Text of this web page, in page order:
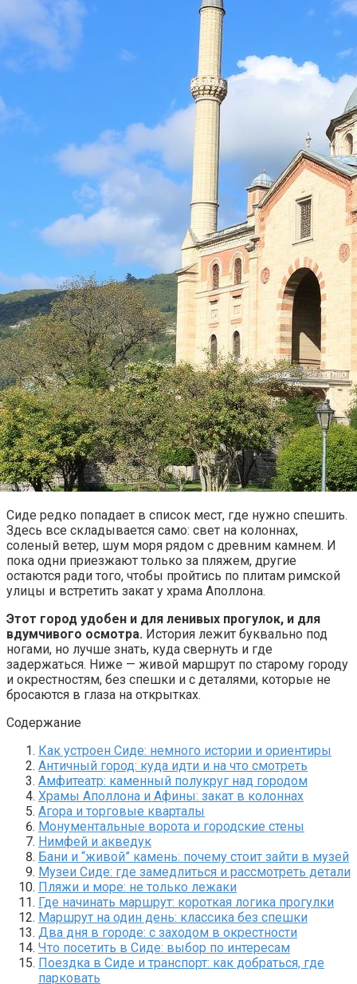
Сиде редко попадает в список мест, где нужно спешить.
Здесь все складывается само: свет на колоннах,
соленый ветер, шум моря рядом с древним камнем. И
пока одни приезжают только за пляжем, другие
остаются ради того, чтобы пройтись по плитам римской
улицы и встретить закат у храма Аполлона.
Этот город удобен и для ленивых прогулок, и для
вдумчивого осмотра. История лежит буквально под
ногами, но лучше знать, куда свернуть и где
задержаться. Ниже — живой маршрут по старому городу
и окрестностям, без спешки и с деталями, которые не
бросаются в глаза на открытках.
Содержание
Как устроен Сиде: немного истории и ориентиры
Античный город: куда идти и на что смотреть
Амфитеатр: каменный полукруг над городом
Храмы Аполлона и Афины: закат в колоннах
Агора и торговые кварталы
Монументальные ворота и городские стены
Нимфей и акведук
Бани и “живой” камень: почему стоит зайти в музей
Музеи Сиде: где замедлиться и рассмотреть детали
Пляжи и море: не только лежаки
Где начинать маршрут: короткая логика прогулки
Маршрут на один день: классика без спешки
Два дня в городе: с заходом в окрестности
Что посетить в Сиде: выбор по интересам
Поездка в Сиде и транспорт: как добраться, где
парковать